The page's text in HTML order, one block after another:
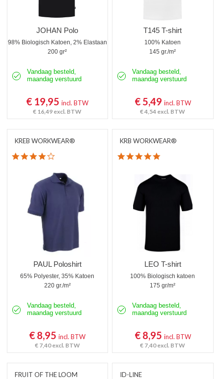
JOHAN Polo
98% Biologisch Katoen, 2% Elastaan
200 gr²
Vandaag besteld,
maandag verstuurd
€ 19,95incl. BTW
€ 16,49 excl. BTW
T145 T-shirt
100% Katoen
145 gr./m²
Vandaag besteld,
maandag verstuurd
€ 5,49 incl. BTW
€ 4,54 excl. BTW
KREB WORKWEAR®
4.1 star rating
PAUL Poloshirt
65% Polyester, 35% Katoen
220 gr./m²
Vandaag besteld,
maandag verstuurd
€ 8,95incl. BTW
€ 7,40excl. BTW
KRB WORKWEAR®
5.0 star rating
LEO T-shirt
100% Biologisch katoen
175 gr/m²
Vandaag besteld,
maandag verstuurd
€ 8,95 incl. BTW
€ 7,40excl. BTW
FRUIT OF THE LOOM ID-LINE